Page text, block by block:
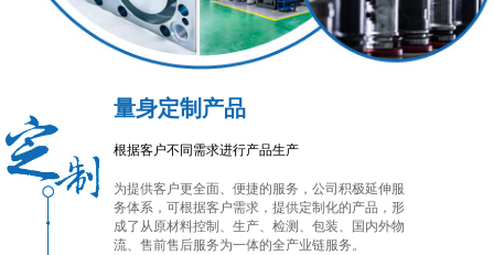
量身定制产品
根据客户不同需求进行产品生产
为提供客户更全面、便捷的服务，公司积极延伸服
务体系，可根据客户需求，提供定制化的产品，形
成了从原材料控制、生产、检测、包装、国内外物
流、售前售后服务为一体的全产业链服务。